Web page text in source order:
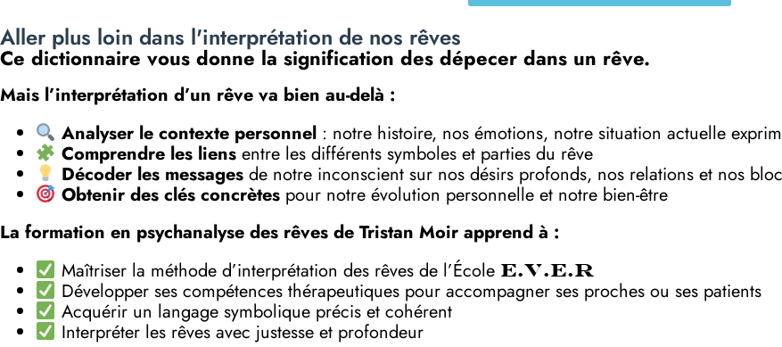
Aller plus loin dans l'interprétation de nos rêves
Ce dictionnaire vous donne la signification des dépecer dans un rêve.
Mais l’interprétation d’un rêve va bien au-delà :
Analyser le contexte personnel: notre histoire, nos émotions, notre situation actuelle
Comprendre les liensentre les différents symboles et parties du rêve
Décoder les messagesde notre inconscient sur nos désirs profonds, nos relations et nos
Obtenir des clés concrètespour notre évolution personnelle et notre bien-être
La formation en psychanalyse des rêves de Tristan Moir apprend à :
Maîtriser la méthode d’interprétation des rêves de l’École E.V.E.R
Développer ses compétences thérapeutiques pour accompagner ses proches ou ses patients
Acquérir un langage symbolique précis et cohérent
Interpréter les rêves avec justesse et profondeur